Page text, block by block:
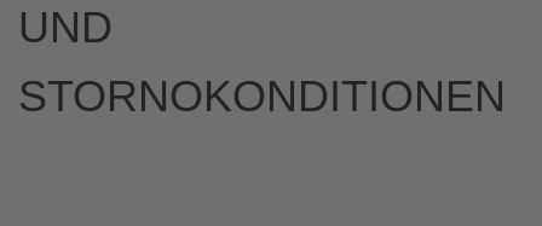
UND
STORNOKONDITIONEN